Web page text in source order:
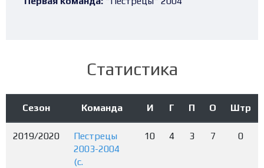
Статистика
Сезон Команда И Г П О Штр
2019/2020
Пестрецы
2003-2004
(с.
10 4 3 7 0